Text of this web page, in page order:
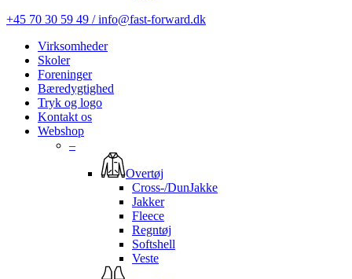
+45 70 30 59 49 / info@fast-forward.dk
Virksomheder
Skoler
Foreninger
Bæredygtighed
Tryk og logo
Kontakt os
Webshop
–
Overtøj
Cross-/DunJakke
Jakker
Fleece
Regntøj
Softshell
Veste